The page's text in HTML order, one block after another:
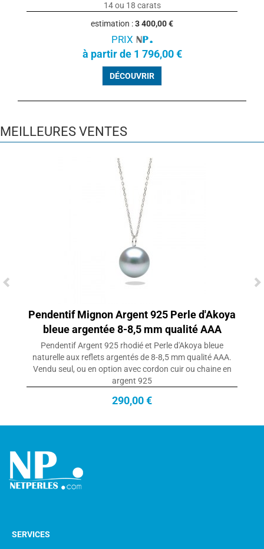
14 ou 18 carats
estimation :3 400,00 €
PRIX
à partir de 1 796,00 €
DÉCOUVRIR
MEILLEURES VENTES
Pendentif Mignon Argent 925 Perle d'Akoya
bleue argentée 8-8,5 mm qualité AAA
Pendentif Argent 925 rhodié et Perle d'Akoya bleue
naturelle aux reflets argentés de 8-8,5 mm qualité AAA.
Vendu seul, ou en option avec cordon cuir ou chaine en
argent 925
290,00 €
SERVICES